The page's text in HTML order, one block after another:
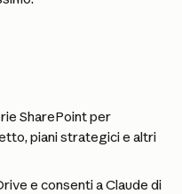
SharePoint per
piani strategici e altri
e consenti a Claude di